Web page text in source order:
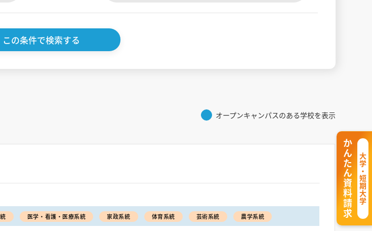
この条件で検索する
オープンキャンパスのある学校を表示
医学・看護・医療系統 家政系統 体育系統 芸術系統 農学系統
大学・短期大学
かんたん資料請求